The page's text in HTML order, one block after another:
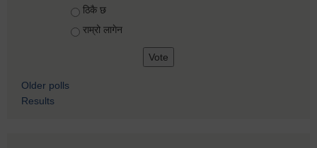
ठिकै छ
राम्रो लागेन
Older polls
Results